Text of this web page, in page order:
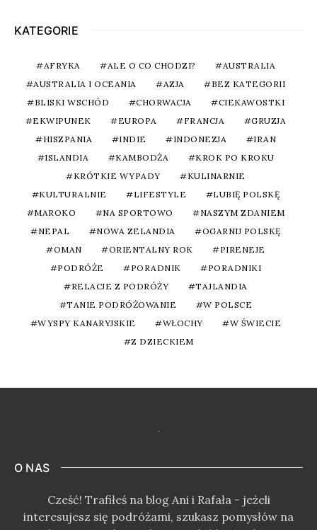
KATEGORIE
AFRYKA ALE O CO CHODZI?
AUSTRALIA
AUSTRALIA I OCEANIA
AZJA
BEZ KATEGORII
BLISKI WSCHÓD
CHORWACJA
CIEKAWOSTKI
EKWIPUNEK
EUROPA FRANCJA
GRUZJA
HISZPANIA
INDIE INDONEZJA
IRAN
ISLANDIA
KAMBODŻA
KROK PO KROKU
KRÓTKIE WYPADY
KULINARNIE
KULTURALNIE
LIFESTYLE
LUBIĘ POLSKĘ
MAROKO
NA SPORTOWO
NASZYM ZDANIEM
NEPAL
NOWA ZELANDIA
OGARNIJ POLSKĘ
OMAN
ORIENTALNY ROK
PIRENEJE
PODRÓŻE
PORADNIK
PORADNIKI
RELACJE Z PODRÓŻY
TAJLANDIA
TANIE PODRÓŻOWANIE
W POLSCE
WYSPY KANARYJSKIE
WŁOCHY
W ŚWIECIE
Z DZIECKIEM
O NAS
Cześć! Trafiłeś na blog Ani i Rafała - jeżeli
interesujesz się podróżami, szukasz pomysłów na